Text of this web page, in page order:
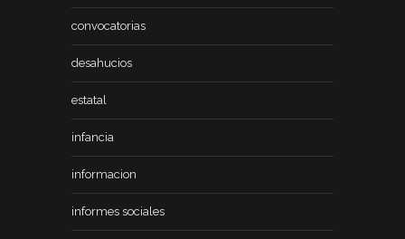
convocatorias
desahucios
estatal
infancia
informacion
informes sociales